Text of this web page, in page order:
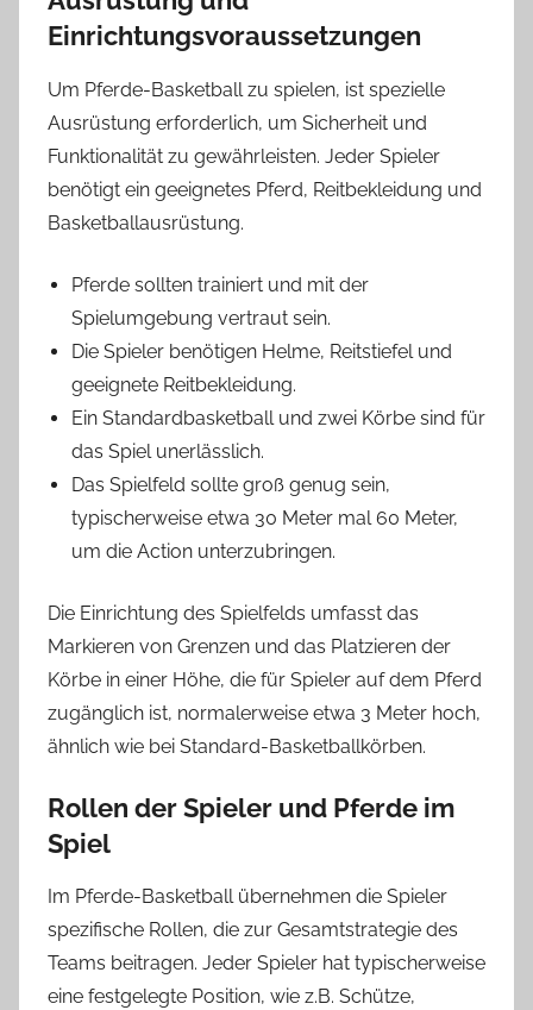
Einrichtungsvoraussetzungen
Um Pferde-Basketball zu spielen, ist spezielle
Ausrüstung erforderlich, um Sicherheit und
Funktionalität zu gewährleisten. Jeder Spieler
benötigt ein geeignetes Pferd, Reitbekleidung und
Basketballausrüstung.
Pferde sollten trainiert und mit der
Spielumgebung vertraut sein.
Die Spieler benötigen Helme, Reitstiefel und
geeignete Reitbekleidung.
Ein Standardbasketball und zwei Körbe sind für
das Spiel unerlässlich.
Das Spielfeld sollte groß genug sein,
typischerweise etwa 30 Meter mal 60 Meter,
um die Action unterzubringen.
Die Einrichtung des Spielfelds umfasst das
Markieren von Grenzen und das Platzieren der
Körbe in einer Höhe, die für Spieler auf dem Pferd
zugänglich ist, normalerweise etwa 3 Meter hoch,
ähnlich wie bei Standard-Basketballkörben.
Rollen der Spieler und Pferde im
Spiel
Im Pferde-Basketball übernehmen die Spieler
spezifische Rollen, die zur Gesamtstrategie des
Teams beitragen. Jeder Spieler hat typischerweise
eine festgelegte Position, wie z.B. Schütze,